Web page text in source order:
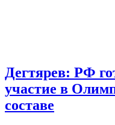
Дегтярев: РФ
участие в
составе